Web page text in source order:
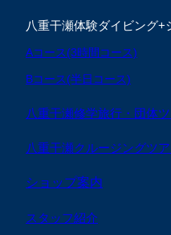
八重干瀬体験ダイビング+
Aコース(3時間コース)
Bコース(半日コース)
八重干瀬修学旅行・団体
八重干瀬クルージングツ
ショップ案内
スタッフ紹介